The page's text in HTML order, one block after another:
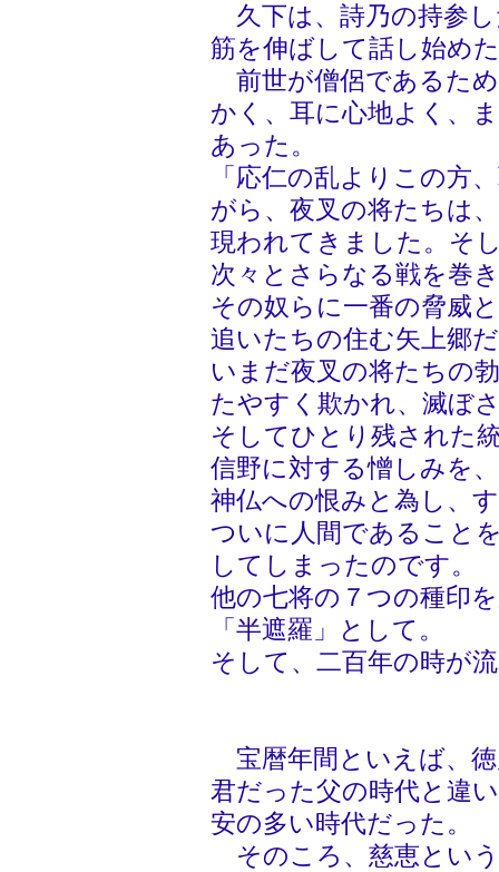
久下は、詩乃の持参
筋を伸ばして話し始め
前世が僧侶であるた
かく、耳に心地よく、
あった。
「応仁の乱よりこの方
がら、夜叉の将たちは
現われてきました。そ
次々とさらなる戦を巻
その奴らに一番の脅威
追いたちの住む矢上郷
いまだ夜叉の将たちの
たやすく欺かれ、滅ぼ
そしてひとり残された
信野に対する憎しみを
神仏への恨みと為し、
ついに人間であること
してしまったのです。
他の七将の７つの種印
「半遮羅」として。
そして、二百年の時が
宝暦年間といえば、
君だった父の時代と違
安の多い時代だった。
そのころ、慈恵とい